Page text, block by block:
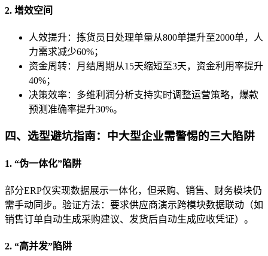
2. 增效空间
人效提升：拣货员日处理单量从800单提升至2000单，人
力需求减少60%；
资金周转：月结周期从15天缩短至3天，资金利用率提升
40%；
决策效率：多维利润分析支持实时调整运营策略，爆款
预测准确率提升30%。
四、选型避坑指南：中大型企业需警惕的三大陷阱
1. “伪一体化”陷阱
部分ERP仅实现数据展示一体化，但采购、销售、财务模块仍
需手动同步。验证方法：要求供应商演示跨模块数据联动（如
销售订单自动生成采购建议、发货后自动生成应收凭证）。
2. “高并发”陷阱